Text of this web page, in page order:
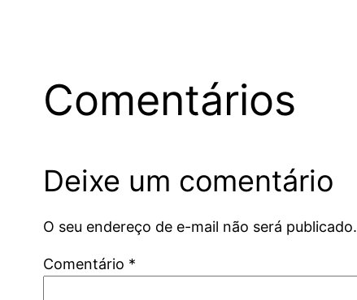
Comentários
Deixe um comentário
O seu endereço de e-mail não será publicado.
Comentário *